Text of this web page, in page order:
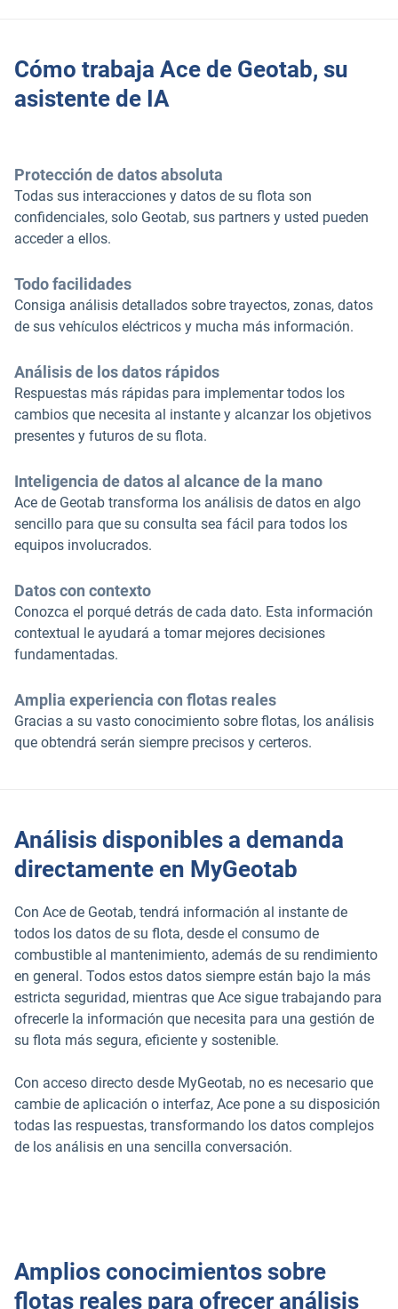
Cómo trabaja Ace de Geotab, su
asistente de IA
Protección de datos absoluta
Todas sus interacciones y datos de su flota son
confidenciales, solo Geotab, sus partners y usted pueden
acceder a ellos.
Todo facilidades
Consiga análisis detallados sobre trayectos, zonas, datos
de sus vehículos eléctricos y mucha más información.
Análisis de los datos rápidos
Respuestas más rápidas para implementar todos los
cambios que necesita al instante y alcanzar los objetivos
presentes y futuros de su flota.
Inteligencia de datos al alcance de la mano
Ace de Geotab transforma los análisis de datos en algo
sencillo para que su consulta sea fácil para todos los
equipos involucrados.
Datos con contexto
Conozca el porqué detrás de cada dato. Esta información
contextual le ayudará a tomar mejores decisiones
fundamentadas.
Amplia experiencia con flotas reales
Gracias a su vasto conocimiento sobre flotas, los análisis
que obtendrá serán siempre precisos y certeros.
Análisis disponibles a demanda
directamente en MyGeotab
Con Ace de Geotab, tendrá información al instante de
todos los datos de su flota, desde el consumo de
combustible al mantenimiento, además de su rendimiento
en general. Todos estos datos siempre están bajo la más
estricta seguridad, mientras que Ace sigue trabajando para
ofrecerle la información que necesita para una gestión de
su flota más segura, eficiente y sostenible.
Con acceso directo desde MyGeotab, no es necesario que
cambie de aplicación o interfaz, Ace pone a su disposición
todas las respuestas, transformando los datos complejos
de los análisis en una sencilla conversación.
Amplios conocimientos sobre
flotas reales para ofrecer análisis